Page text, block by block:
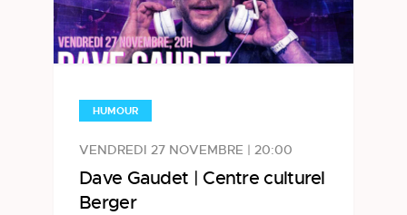
HUMOUR
VENDREDI 27 NOVEMBRE | 20:00
Dave Gaudet | Centre culturel
Berger